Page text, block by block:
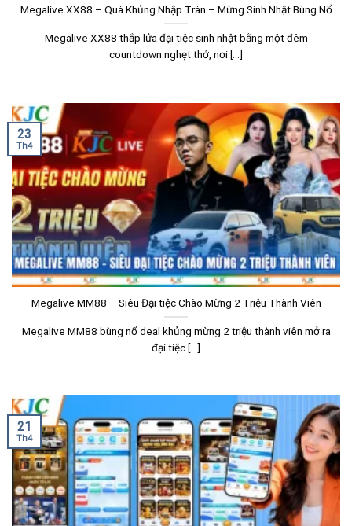
Megalive XX88 – Quà Khủng Nhập Tràn – Mừng Sinh Nhật Bùng Nổ
Megalive XX88 thắp lửa đại tiệc sinh nhật bằng một đêm
countdown nghẹt thở, nơi [...]
Megalive MM88 – Siêu Đại tiệc Chào Mừng 2 Triệu Thành Viên
Megalive MM88 bùng nổ deal khủng mừng 2 triệu thành viên mở ra
đại tiệc [...]
23
Th4
21
Th4